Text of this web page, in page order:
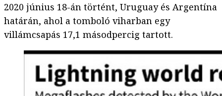
2020 június 18-án történt, Uruguay és Argentína
határán, ahol a tomboló viharban egy
villámcsapás 17,1 másodpercig tartott.